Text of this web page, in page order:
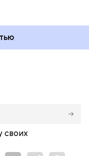
своих